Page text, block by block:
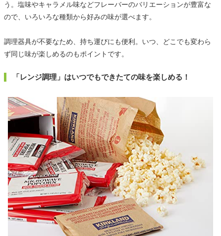
う。塩味やキャラメル味などフレーバーのバリエーションが豊富な
ので、いろいろな種類から好みの味が選べます。
調理器具が不要なため、持ち運びにも便利。いつ、どこでも変わら
ず同じ味が楽しめるのもポイントです。
「レンジ調理」はいつでもできたての味を楽しめる！